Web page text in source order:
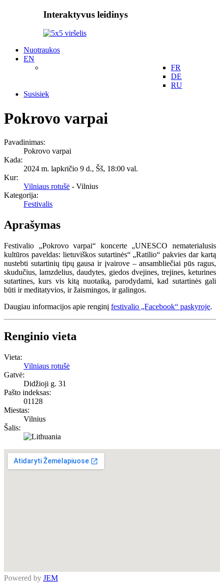
Interaktyvus leidinys
Nuotraukos
EN
FR
DE
RU
Susisiek
Pokrovo varpai
Pavadinimas:
Pokrovo varpai
Kada:
2024 m. lapkričio 9 d., Šš, 18:00 val.
Kur:
Vilniaus rotušė - Vilnius
Kategorija:
Festivalis
Aprašymas
Festivalio „Pokrovo varpai“ koncerte „UNESCO nematerialusis
kultūros paveldas: lietuviškos sutartinės“ „Ratilio“ pakvies dar kartą
nustebti sutartinių tipų gausa ir įvairove – ansambliečiai pūs ragus,
skudučius, lamzdelius, daudytes, giedos dvejines, trejines, keturines
sutartines, kurs vis kitą nuotaiką, parodydami, kad sutartinės gali
būti ir meditatyvios, ir žaismingos, ir galingos.
Daugiau informacijos apie renginį festivalio „Facebook“ paskyroje.
Renginio vieta
Vieta:
Vilniaus rotušė
Gatvė:
Didžioji g. 31
Pašto indeksas:
01128
Miestas:
Vilnius
Šalis:
Powered by JEM